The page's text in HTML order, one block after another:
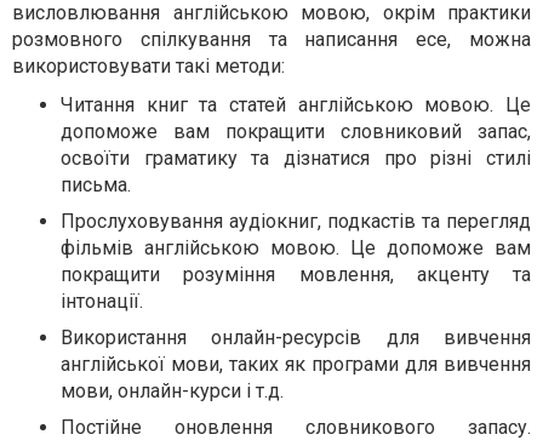
висловлювання англійською мовою, окрім практики
розмовного спілкування та написання есе, можна
використовувати такі методи:
Читання книг та статей англійською мовою. Це
допоможе вам покращити словниковий запас,
освоїти граматику та дізнатися про різні стилі
письма.
Прослуховування аудіокниг, подкастів та перегляд
фільмів англійською мовою. Це допоможе вам
покращити розуміння мовлення, акценту та
інтонації.
Використання онлайн-ресурсів для вивчення
англійської мови, таких як програми для вивчення
мови, онлайн-курси і т.д.
Постійне оновлення словникового запасу.